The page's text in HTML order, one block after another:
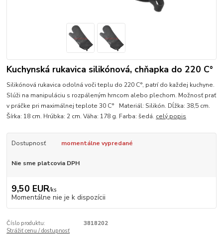
Kuchynská rukavica silikónová, chňapka do 220 C°
Silikónová rukavica odolná voči teplu do 220 C°, patrí do každej kuchyne.
Slúži na manipuláciu s rozpáleným hrncom alebo plechom. Možnosť prať
v práčke pri maximálnej teplote 30 C° Materiál: Silikón. Dĺžka: 38,5 cm.
Šírka: 18 cm. Hrúbka: 2 cm. Váha: 178 g. Farba: šedá. celý popis
Dostupnosť momentálne vypredané
Nie sme platcovia DPH
9,50 EUR/ks
Momentálne nie je k dispozícii
Číslo produktu:
3818202
Strážiť cenu / dostupnosť